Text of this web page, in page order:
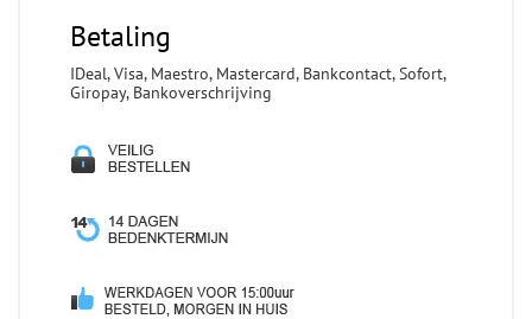
Betaling
IDeal, Visa, Maestro, Mastercard, Bankcontact, Sofort,
Giropay, Bankoverschrijving